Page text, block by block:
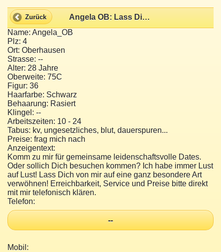
Zurück
Angela OB: Lass Dich verwöhnen!
Name: Angela_OB
Plz: 4
Ort: Oberhausen
Strasse: --
Alter: 28 Jahre
Oberweite: 75C
Figur: 36
Haarfarbe: Schwarz
Behaarung: Rasiert
Klingel: --
Arbeitszeiten: 10 - 24
Tabus: kv, ungesetzliches, blut, dauerspuren...
Preise: frag mich nach
Anzeigentext:
Komm zu mir für gemeinsame leidenschaftsvolle Dates.
Oder sollich Dich besuchen kommen? Ich habe immer Lust
auf Lust! Lass Dich von mir auf eine ganz besondere Art
verwöhnen! Erreichbarkeit, Service und Preise bitte direkt
mit mir telefonisch klären.
Telefon:
--
Mobil: